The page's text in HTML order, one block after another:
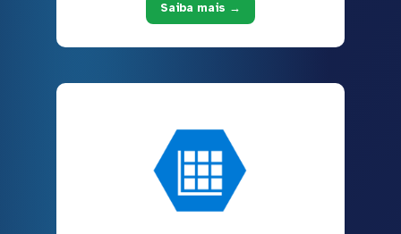
Saiba mais →